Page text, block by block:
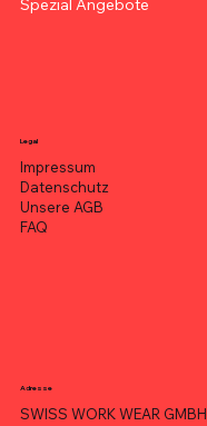
Spezial Angebote
Legal
Impressum
Datenschutz
Unsere AGB
FAQ
Adresse
SWISS WORK WEAR GMBH